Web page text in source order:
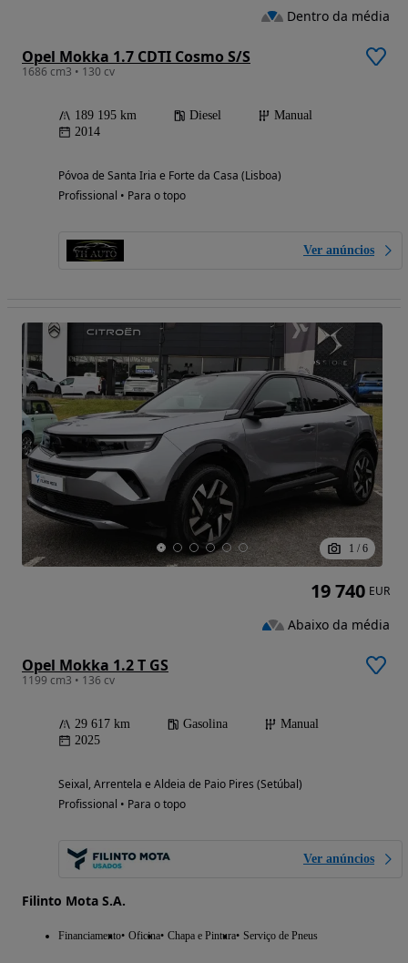
Opel Mokka 1.7 CDTI Cosmo S/S
1686 cm3 • 130 cv
189 195 km Diesel
Manual
2014
Póvoa de Santa Iria e Forte da Casa (Lisboa)
Profissional • Para o topo
Ver anúncios
Dentro da média
1 / 6
Opel Mokka 1.2 T GS
1199 cm3 • 136 cv
29 617 km Gasolina
Manual
2025
Seixal, Arrentela e Aldeia de Paio Pires (Setúbal)
Profissional • Para o topo
Ver anúncios
Filinto Mota S.A.
Financiamento Oficina Chapa e Pintura Serviço de Pneus
19 740 EUR
Abaixo da média